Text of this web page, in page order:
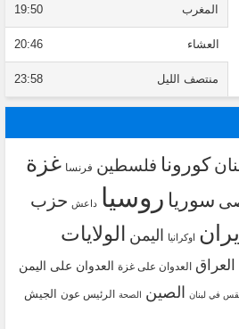
المغرب 19:50
العشاء 20:46
منتصف الليل 23:58
كورونا فلسطين فرنسا غزة
سوريا روسيا داعش حزب
ايران اوكرانيا اليمن الولايات
العراق العدوان على غزة العدوان على اليمن
في لبنان الصين الصحة الرئيس عون
الجيش